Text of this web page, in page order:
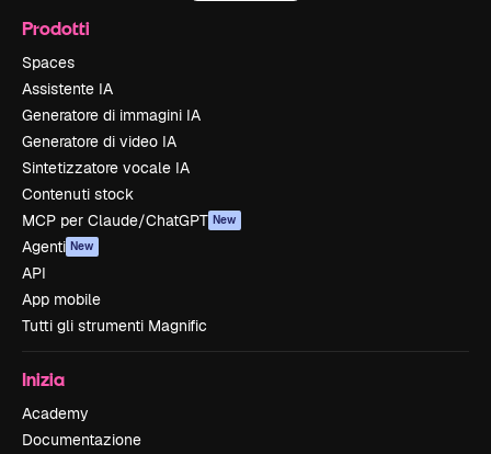
Prodotti
Spaces
Assistente IA
Generatore di immagini IA
Generatore di video IA
Sintetizzatore vocale IA
Contenuti stock
MCP per Claude/ChatGPT New
Agenti New
API
App mobile
Tutti gli strumenti Magnific
Inizia
Academy
Documentazione